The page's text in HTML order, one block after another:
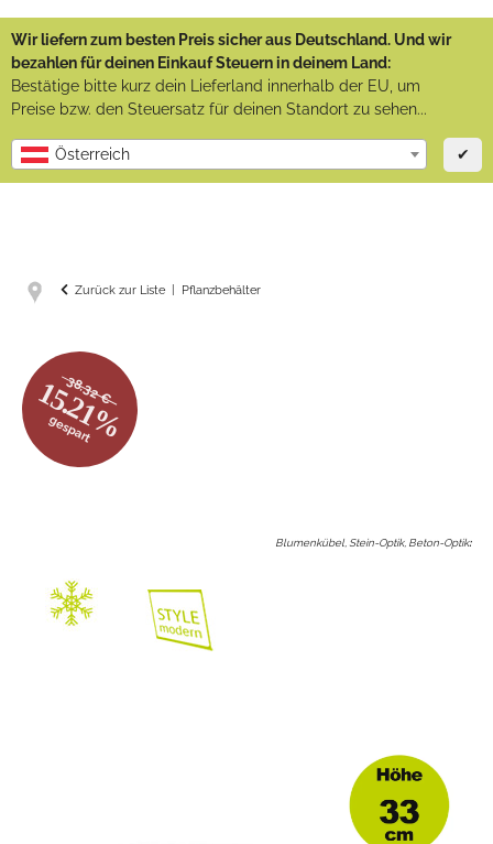
Wir liefern zum besten Preis sicher aus Deutschland. Und wir
bezahlen für deinen Einkauf Steuern in deinem Land:
Bestätige bitte kurz dein Lieferland innerhalb der EU, um
Preise bzw. den Steuersatz für deinen Standort zu sehen...
Österreich ✔
Zurück zur Liste Pflanzbehälter
38.32 €
15.21%
gespart
Blumenkübel, Stein-Optik, Beton-Optik: